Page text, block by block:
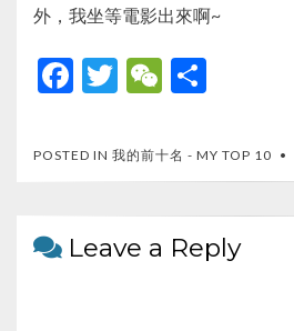
外，我坐等電影出來啊~
F
e
o
T
itt
W
C
h
at
ar
e
POSTED IN 我的前十名 - MY TOP 10
Leave a Reply